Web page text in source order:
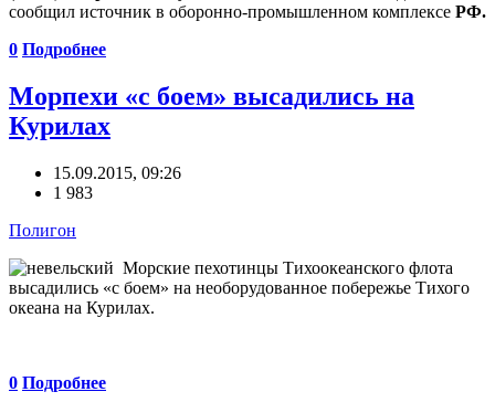
сообщил источник в оборонно-промышленном комплексе РФ.
0 Подробнее
Морпехи «с боем» высадились на
Курилах
15.09.2015, 09:26
1 983
Полигон
Морские пехотинцы Тихоокеанского флота
высадились «с боем» на необорудованное побережье Тихого
океана на Курилах.
0 Подробнее